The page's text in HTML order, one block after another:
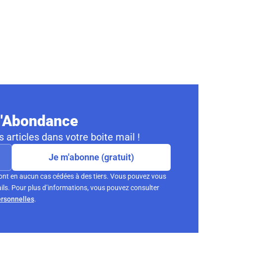
articles dans votre boite mail !
Je m'abonne (gratuit)
en aucun cas cédées à des tiers. Vous pouvez vous
Pour plus d’informations, vous pouvez consulter
.